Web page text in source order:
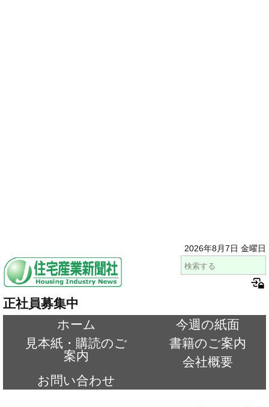
2026年8月7日 金曜日
正社員募集中
ホーム
今週の紙面
見本紙・購読のご
案内
書籍のご案内
会社概要
お問い合わせ